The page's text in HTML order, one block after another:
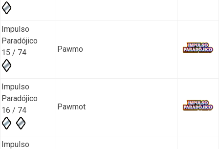
Impulso
Paradójico
15 / 74
Pawmo
Impulso
Paradójico
16 / 74
Pawmot
Impulso